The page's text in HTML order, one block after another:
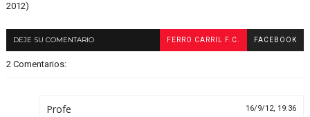
2012)
DEJE SU COMENTARIO FERRO CARRIL F.C. FACEBOOK
2 Comentarios:
Profe 16/9/12, 19:36